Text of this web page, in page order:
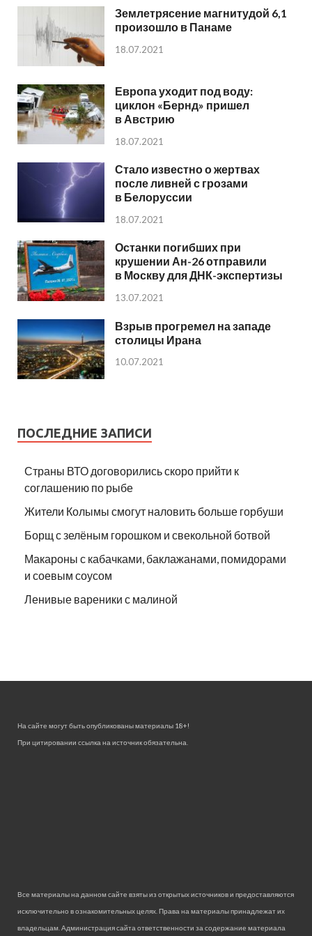
Землетрясение магнитудой 6,1
произошло в Панаме
18.07.2021
Европа уходит под воду:
циклон «Бернд» пришел
в Австрию
18.07.2021
Стало известно о жертвах
после ливней с грозами
в Белоруссии
18.07.2021
Останки погибших при
крушении Ан-26 отправили
в Москву для ДНК-экспертизы
13.07.2021
Взрыв прогремел на западе
столицы Ирана
10.07.2021
ПОСЛЕДНИЕ ЗАПИСИ
Страны ВТО договорились скоро прийти к
соглашению по рыбе
Жители Колымы смогут наловить больше горбуши
Борщ с зелёным горошком и свекольной ботвой
Макароны с кабачками, баклажанами, помидорами
и соевым соусом
Ленивые вареники с малиной
На сайте могут быть опубликованы материалы 18+!
При цитировании ссылка на источник обязательна.
Все материалы на данном сайте взяты из открытых источников и предоставляются
исключительно в ознакомительных целях. Права на материалы принадлежат их
владельцам. Администрация сайта ответственности за содержание материала